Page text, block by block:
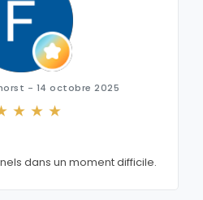
- 14 octobre 2025
dans un moment difficile.